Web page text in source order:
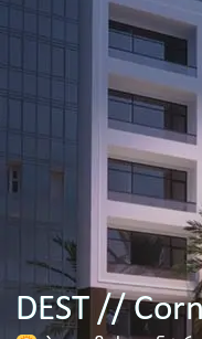
DEST //